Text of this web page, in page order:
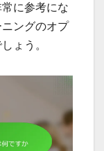
に参考にな
ングのオプ
ょう。